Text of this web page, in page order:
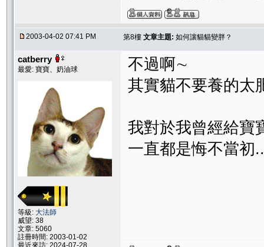
2003-04-02 07:41 PM 第8樓 文章主題: 如何讓貓貓變胖？
catberry
最愛: 寶寶、奶油球
等級: 大法師
威望: 38
文章: 5060
註冊時間: 2003-01-02
最近來訪: 2024-07-28
不過啊∼
其實貓不要養的太
我對於我曾經給寶
一直都是悔不當初